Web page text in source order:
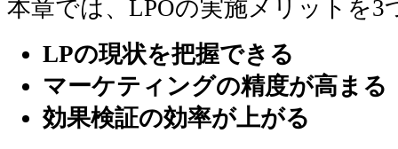
本章では、LPOの実施メリットを3
LPの現状を把握できる
マーケティングの精度が高まる
効果検証の効率が上がる